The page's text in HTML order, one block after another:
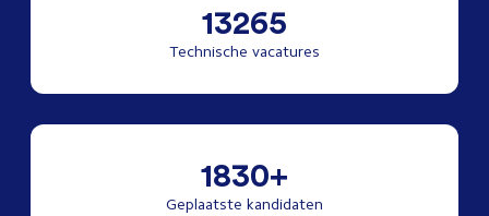
13265
Technische vacatures
1830+
Geplaatste kandidaten